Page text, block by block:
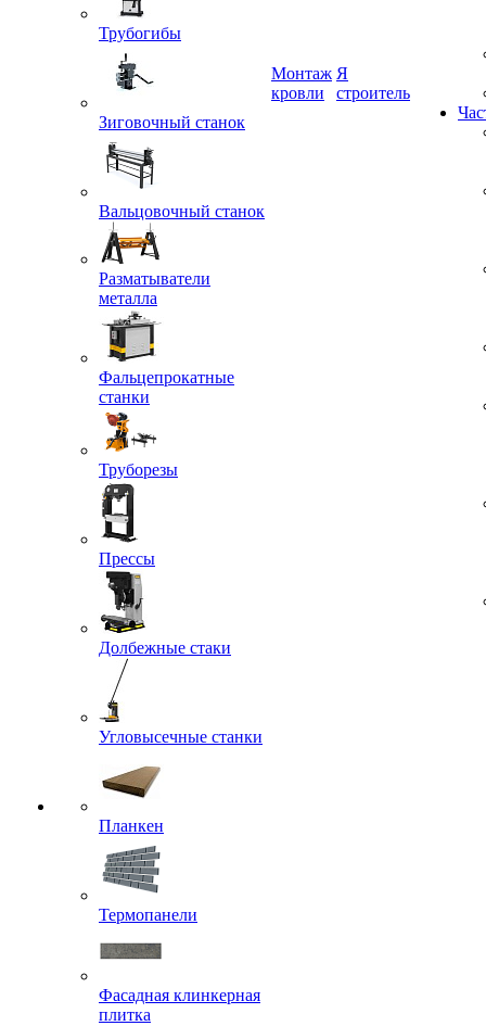
Трубогибы
Зиговочный станок
Вальцовочный станок
Разматыватели
металла
Фальцепрокатные
станки
Труборезы
Прессы
Долбежные стаки
Угловысечные станки
Планкен
Термопанели
Фасадная клинкерная
плитка
Монтаж
Я